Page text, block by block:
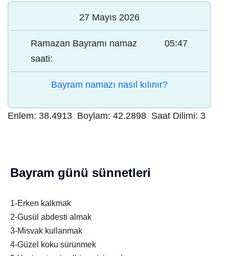
27 Mayıs 2026
Ramazan Bayramı namaz
saati:
05:47
Bayram namazı nasıl kılınır?
Enlem: 38.4913 Boylam: 42.2898 Saat Dilimi: 3
Bayram günü sünnetleri
1-Erken kalkmak
2-Gusül abdesti almak
3-Misvak kullanmak
4-Güzel koku sürünmek